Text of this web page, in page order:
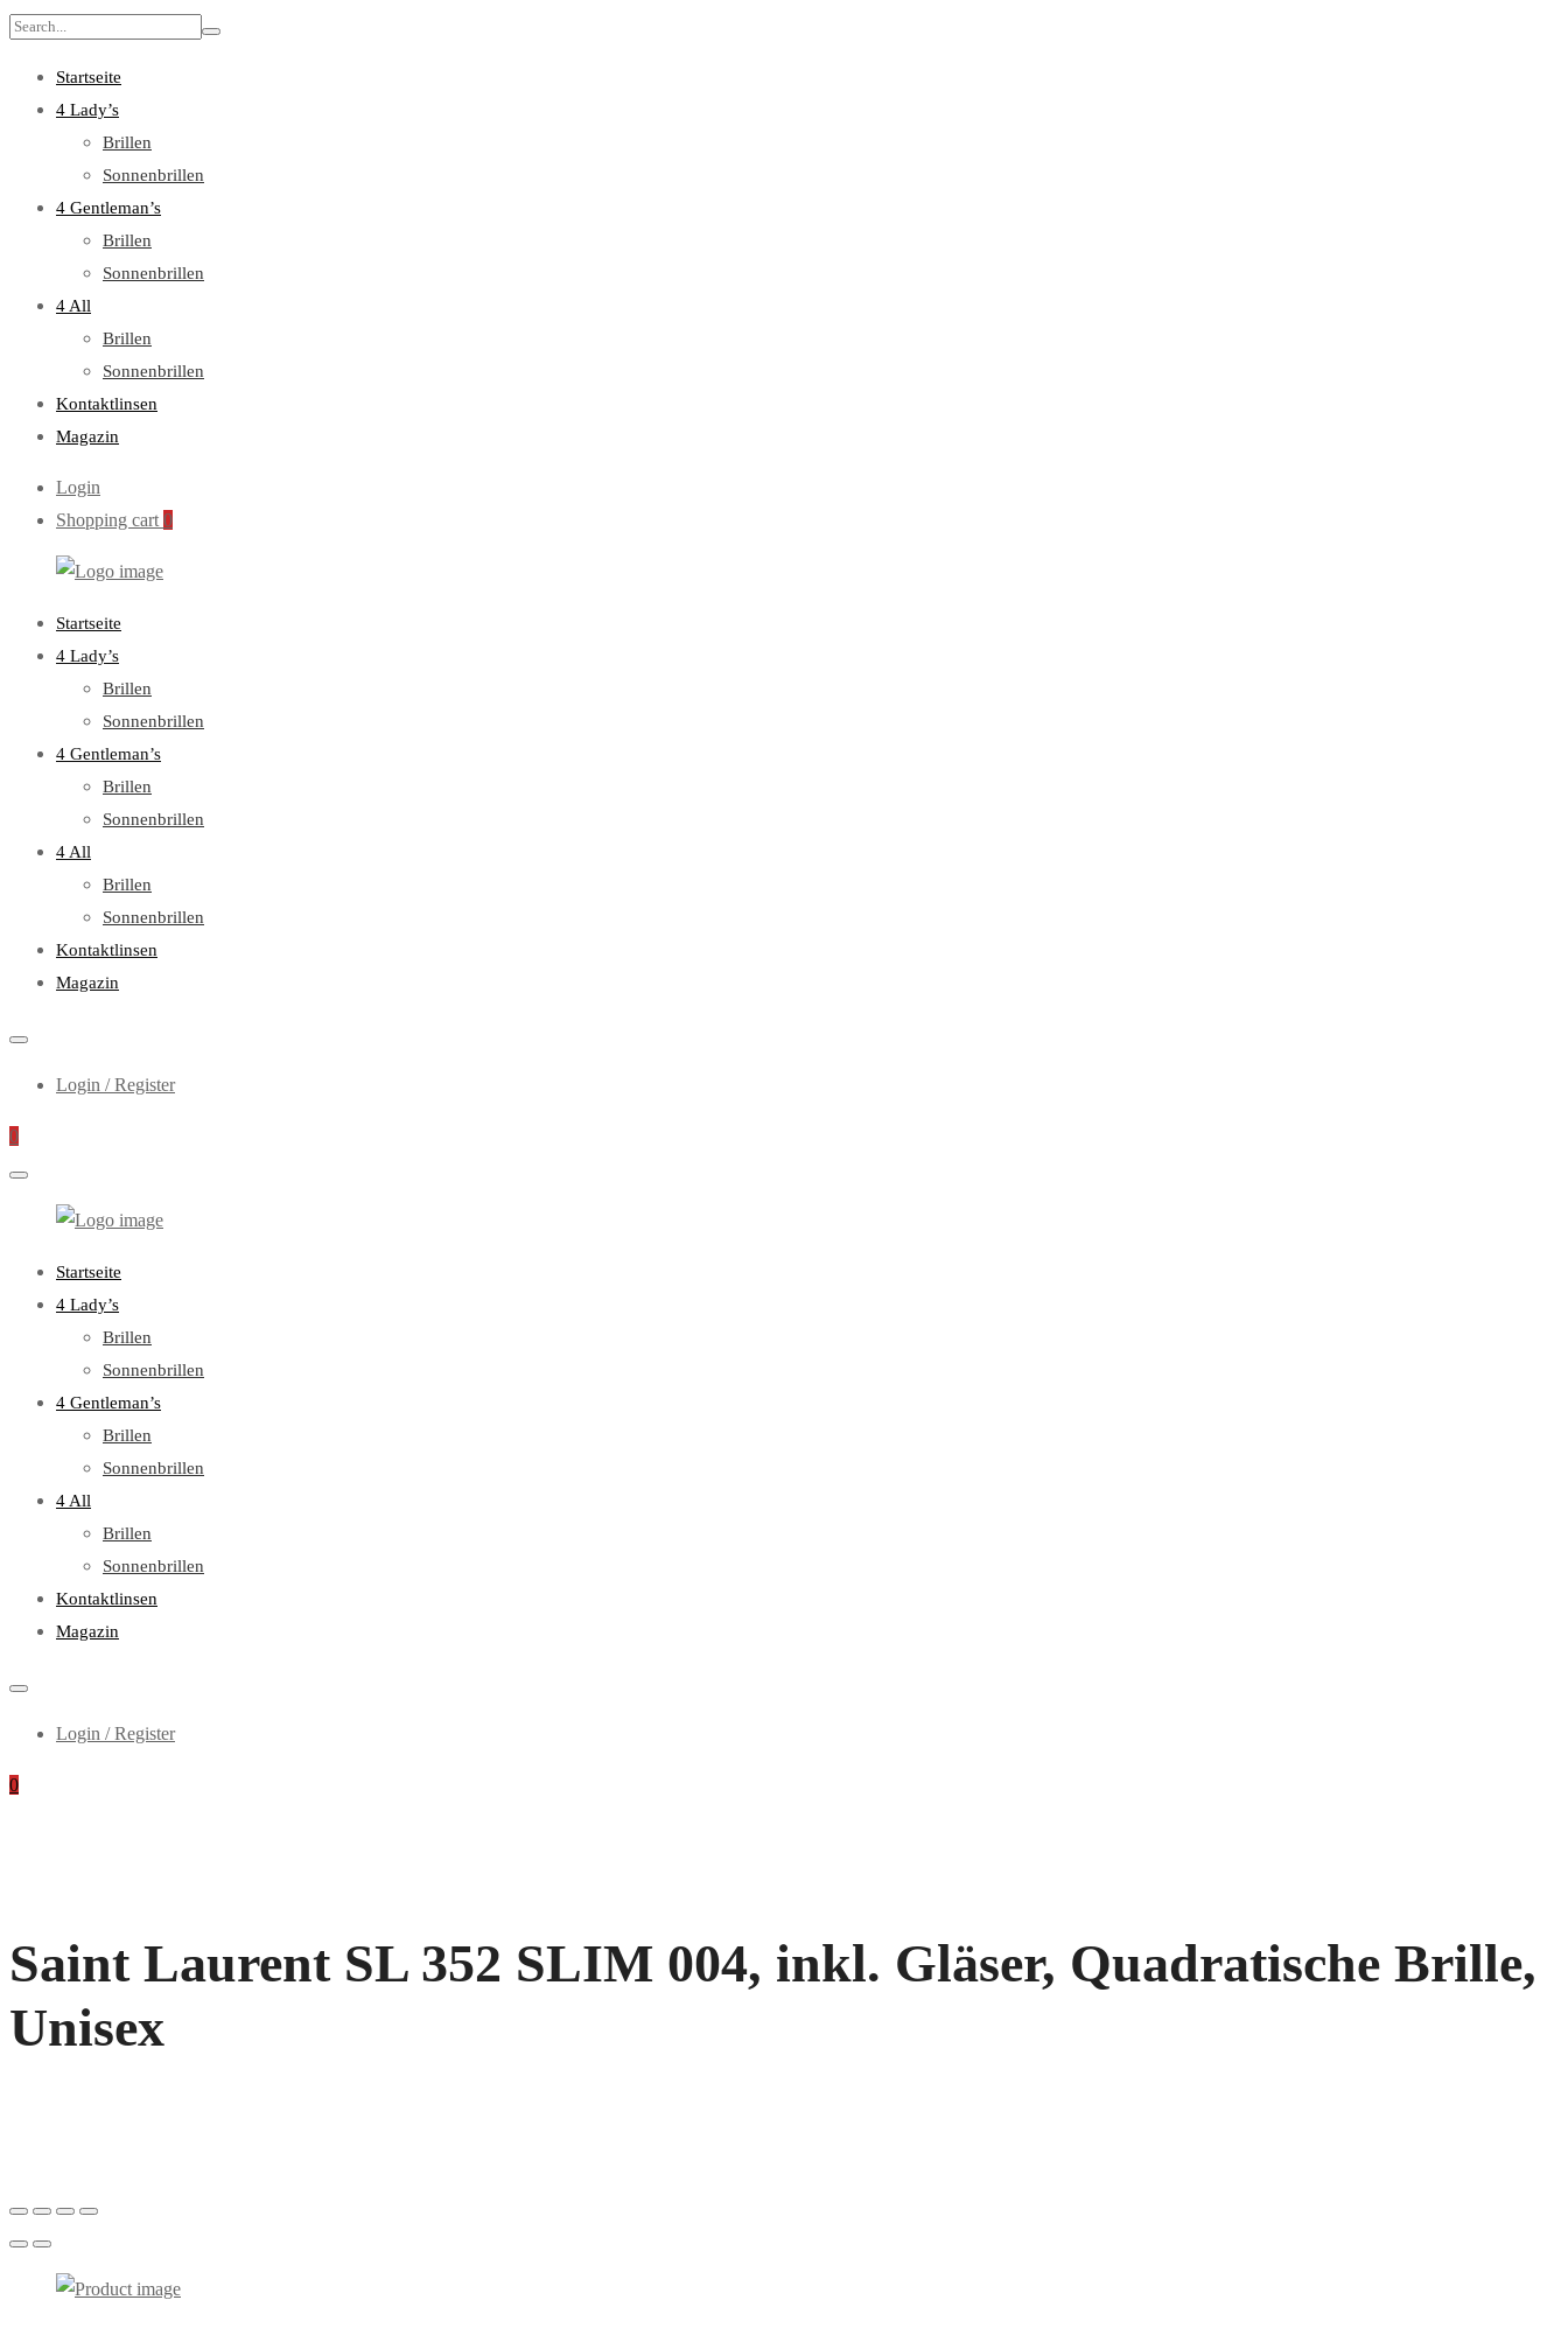
Search
Startseite
4 Lady’s
Brillen
Sonnenbrillen
4 Gentleman’s
Brillen
Sonnenbrillen
4 All
Brillen
Sonnenbrillen
Kontaktlinsen
Magazin
Login
Shopping cart 0
Primary
Menu
Startseite
4 Lady’s
Brillen
Sonnenbrillen
4 Gentleman’s
Brillen
Sonnenbrillen
4 All
Brillen
Sonnenbrillen
Kontaktlinsen
Magazin
Login / Register
0
Primary
Menu
Startseite
4 Lady’s
Brillen
Sonnenbrillen
4 Gentleman’s
Brillen
Sonnenbrillen
4 All
Brillen
Sonnenbrillen
Kontaktlinsen
Magazin
Login / Register
0
Saint Laurent SL 352 SLIM 004, inkl. Gläser, Quadratische Brille,
Unisex